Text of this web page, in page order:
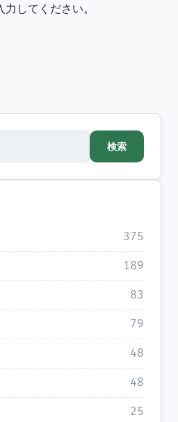
してください。
検索
375
189
83
79
48
48
25